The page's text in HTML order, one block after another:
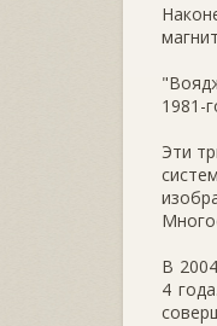
1981-
Эти
В
4